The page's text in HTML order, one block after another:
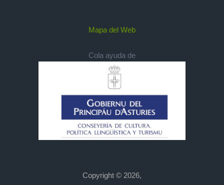
Mapa del Web
Cola ayuda de
Copyright © 2026,